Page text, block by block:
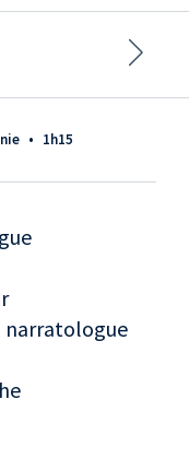
• 1h15
narratologue